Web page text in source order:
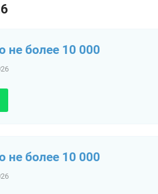
не более 10 000
не более 10 000